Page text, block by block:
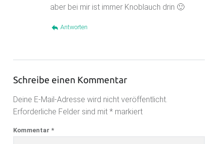
aber bei mir ist immer Knoblauch drin 🙂
Antworten
Schreibe einen Kommentar
Deine E-Mail-Adresse wird nicht veröffentlicht.
Erforderliche Felder sind mit *markiert
Kommentar *